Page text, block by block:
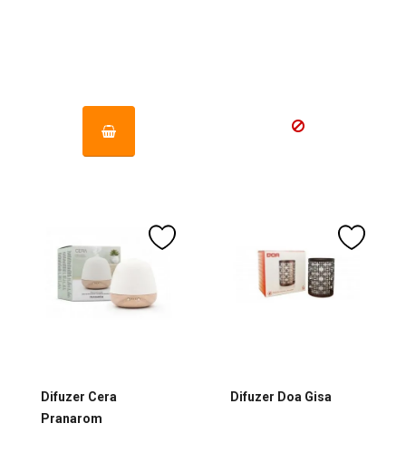
Difuzer Cera
Pranarom
Difuzer Doa Gisa